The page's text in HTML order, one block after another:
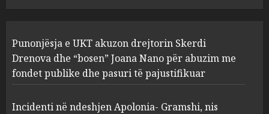
2
Apolonia- Gramshi, nis
procedim penal për Koço
Kokëdhimën (VIDEO)
MARCH 27, 2025
Punonjësja e UKT akuzon drejtorin Skerdi
Drenova dhe “bosen” Joana Nano për abuzim me
fondet publike dhe pasuri të pajustifikuar
Incidenti në ndeshjen Apolonia- Gramshi, nis